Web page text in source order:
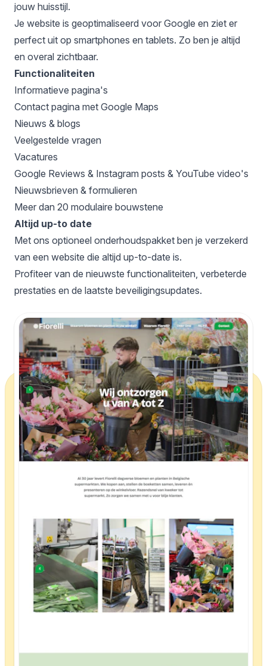
jouw huisstijl.
Je website is geoptimaliseerd voor Google en ziet er
perfect uit op smartphones en tablets. Zo ben je altijd
en overal zichtbaar.
Functionaliteiten
Informatieve pagina's
Contact pagina met Google Maps
Nieuws & blogs
Veelgestelde vragen
Vacatures
Google Reviews & Instagram posts & YouTube video's
Nieuwsbrieven & formulieren
Meer dan 20 modulaire bouwstene
Altijd up-to date
Met ons optioneel onderhoudspakket ben je verzekerd
van een website die altijd up-to-date is.
Profiteer van de nieuwste functionaliteiten, verbeterde
prestaties en de laatste beveiligingsupdates.